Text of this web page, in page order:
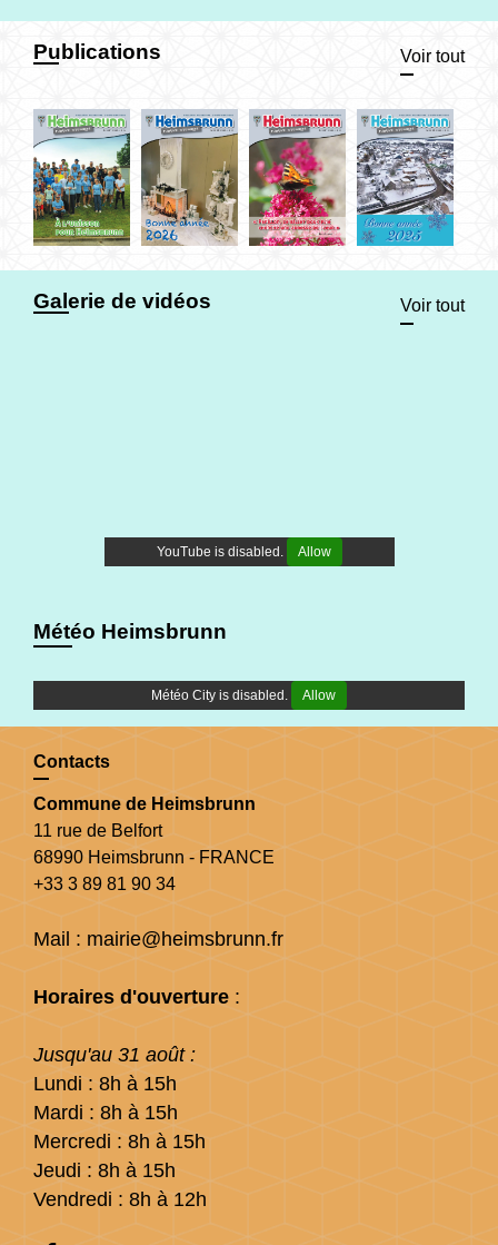
Publications Voir tout
Galerie de vidéos Voir tout
YouTube is disabled. Allow
Météo Heimsbrunn
Météo City is disabled. Allow
Contacts
Commune de Heimsbrunn
11 rue de Belfort
68990 Heimsbrunn - FRANCE
+33 3 89 81 90 34
Mail : mairie@heimsbrunn.fr
Horaires d'ouverture :
Jusqu'au 31 août :
Lundi : 8h à 15h
Mardi : 8h à 15h
Mercredi : 8h à 15h
Jeudi : 8h à 15h
Vendredi : 8h à 12h